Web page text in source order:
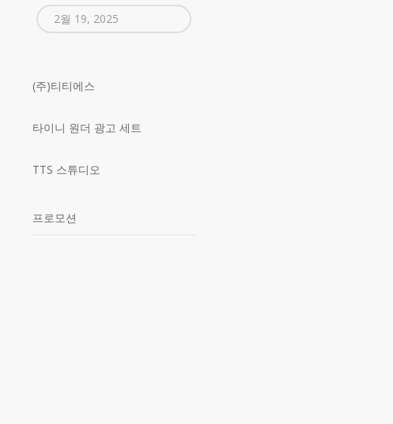
2월 19, 2025
(주)티티에스
타이니 원더 광고 세트
TTS 스튜디오
프로모션